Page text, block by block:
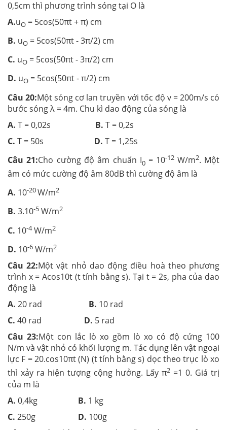
0,5cm thì phương trình sóng tại O là
A.uO = 5cos(50πt + π) cm
B. uO = 5cos(50πt - 3π/2) cm
C. uO = 5cos(50πt - 3π/2) cm
D. uO = 5cos(50πt - π/2) cm
Câu 20:Một sóng cơ lan truyền với tốc độ v = 200m/s có
bước sóng λ = 4m. Chu kì dao động của sóng là
A. T = 0,02s B. T = 0,2s
C. T = 50s D. T = 1,25s
Câu 21:Cho cường độ âm chuẩn I0= 10-12 W/m2. Một
âm có mức cường độ âm 80dB thì cường độ âm là
A. 10-20W/m2
B. 3.10-5 W/m2
C. 10-4W/m2
D. 10-6 W/m2
Câu 22:Một vật nhỏ dao động điều hoà theo phương
trình x = Acos10t (t tính bằng s). Tại t = 2s, pha của dao
động là
A. 20 rad B. 10 rad
C. 40 rad D. 5 rad
Câu 23:Một con lắc lò xo gồm lò xo có độ cứng 100
N/m và vật nhỏ có khối lượng m. Tác dụng lên vật ngoại
lực F = 20.cos10πt (N) (t tính bằng s) dọc theo trục lò xo
thì xảy ra hiện tượng cộng hưởng. Lấy π2 =1 0. Giá trị
của m là
A. 0,4kg B. 1 kg
C. 250g D. 100g